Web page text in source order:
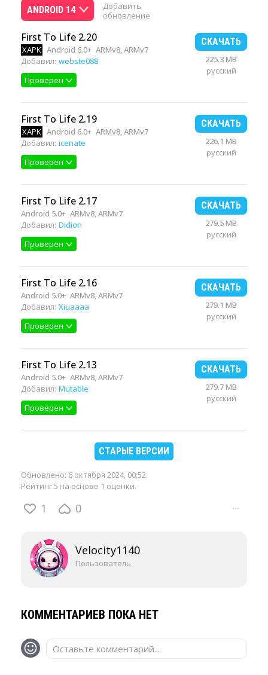
ANDROID 14
Добавить
обновление
First To Life 2.20
XAPK Android 6.0+ ARMv8, ARMv7
Добавил: webste088
Проверен
СКАЧАТЬ
225.3 MB
русский
First To Life 2.19
XAPK Android 6.0+ ARMv8, ARMv7
Добавил: icenate
Проверен
СКАЧАТЬ
226.1 MB
русский
First To Life 2.17
Android 5.0+ ARMv8, ARMv7
Добавил: Didion
Проверен
СКАЧАТЬ
279.5 MB
русский
First To Life 2.16
Android 5.0+ ARMv8, ARMv7
Добавил: Xiuaaaa
Проверен
СКАЧАТЬ
279.1 MB
русский
First To Life 2.13
Android 5.0+ ARMv8, ARMv7
Добавил: Mutable
Проверен
СКАЧАТЬ
279.7 MB
русский
СТАРЫЕ ВЕРСИИ
Обновлено: 6 октября 2024, 00:52.
Рейтинг 5 на основе 1 оценки.
1 0 ···
Velocity1140
Пользователь
КОММЕНТАРИЕВ ПОКА НЕТ
Оставьте комментарий...